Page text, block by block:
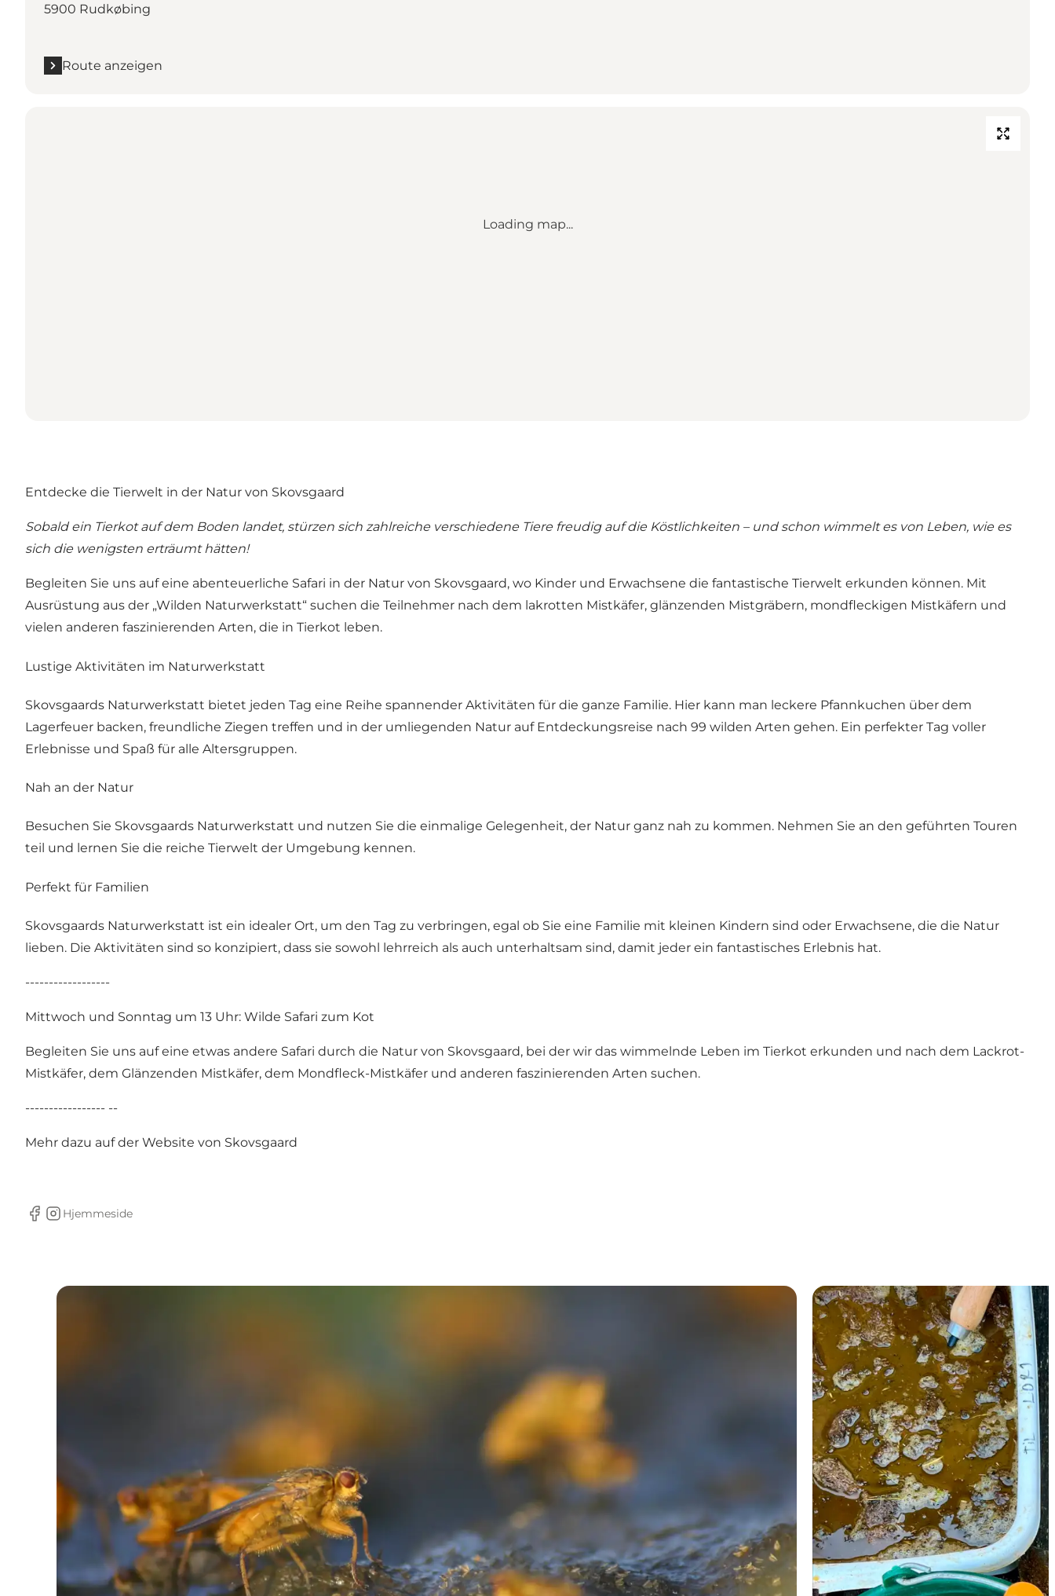
5900 Rudkøbing
Route anzeigen
Loading map...
Entdecke die Tierwelt in der Natur von Skovsgaard
Sobald ein Tierkot auf dem Boden landet, stürzen sich zahlreiche verschiedene Tiere freudig auf die Köstlichkeiten – und schon wimmelt es von Leben, wie es
sich die wenigsten erträumt hätten!
Begleiten Sie uns auf eine abenteuerliche Safari in der Natur von Skovsgaard, wo Kinder und Erwachsene die fantastische Tierwelt erkunden können. Mit
Ausrüstung aus der „Wilden Naturwerkstatt“ suchen die Teilnehmer nach dem lakrotten Mistkäfer, glänzenden Mistgräbern, mondfleckigen Mistkäfern und
vielen anderen faszinierenden Arten, die in Tierkot leben.
Lustige Aktivitäten im Naturwerkstatt
Skovsgaards Naturwerkstatt bietet jeden Tag eine Reihe spannender Aktivitäten für die ganze Familie. Hier kann man leckere Pfannkuchen über dem
Lagerfeuer backen, freundliche Ziegen treffen und in der umliegenden Natur auf Entdeckungsreise nach 99 wilden Arten gehen. Ein perfekter Tag voller
Erlebnisse und Spaß für alle Altersgruppen.
Nah an der Natur
Besuchen Sie Skovsgaards Naturwerkstatt und nutzen Sie die einmalige Gelegenheit, der Natur ganz nah zu kommen. Nehmen Sie an den geführten Touren
teil und lernen Sie die reiche Tierwelt der Umgebung kennen.
Perfekt für Familien
Skovsgaards Naturwerkstatt ist ein idealer Ort, um den Tag zu verbringen, egal ob Sie eine Familie mit kleinen Kindern sind oder Erwachsene, die die Natur
lieben. Die Aktivitäten sind so konzipiert, dass sie sowohl lehrreich als auch unterhaltsam sind, damit jeder ein fantastisches Erlebnis hat.
------------------
Mittwoch und Sonntag um 13 Uhr: Wilde Safari zum Kot
Begleiten Sie uns auf eine etwas andere Safari durch die Natur von Skovsgaard, bei der wir das wimmelnde Leben im Tierkot erkunden und nach dem Lackrot-
Mistkäfer, dem Glänzenden Mistkäfer, dem Mondfleck-Mistkäfer und anderen faszinierenden Arten suchen.
----------------- --
Mehr dazu auf der Website von Skovsgaard
facebook
Instagram
Hjemmeside